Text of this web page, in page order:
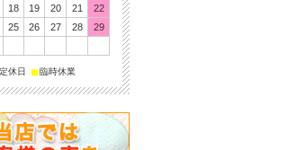
18 19 20 21
22
25 26 27 28
29
定休日 ■臨時休業